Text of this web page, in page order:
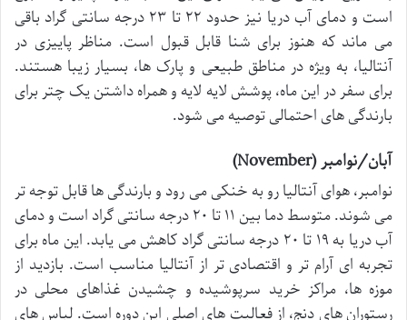
است و دمای آب دریا نیز حدود ۲۲ تا ۲۳ درجه سانتی گراد باقی
می ماند که هنوز برای شنا قابل قبول است. مناظر پاییزی در
آنتالیا، به ویژه در مناطق طبیعی و پارک ها، بسیار زیبا هستند.
برای سفر در این ماه، پوشش لایه لایه و همراه داشتن یک چتر برای
بارندگی های احتمالی توصیه می شود.
آبان/نوامبر (November)
نوامبر، هوای آنتالیا رو به خنکی می رود و بارندگی ها قابل توجه تر
می شوند. متوسط دما بین ۱۱ تا ۲۰ درجه سانتی گراد است و دمای
آب دریا به ۱۹ تا ۲۰ درجه سانتی گراد کاهش می یابد. این ماه برای
تجربه ای آرام تر و اقتصادی تر از آنتالیا مناسب است. بازدید از
موزه ها، مراکز خرید سرپوشیده و چشیدن غذاهای محلی در
رستوران های دنج، از فعالیت های اصلی این دوره است. لباس های